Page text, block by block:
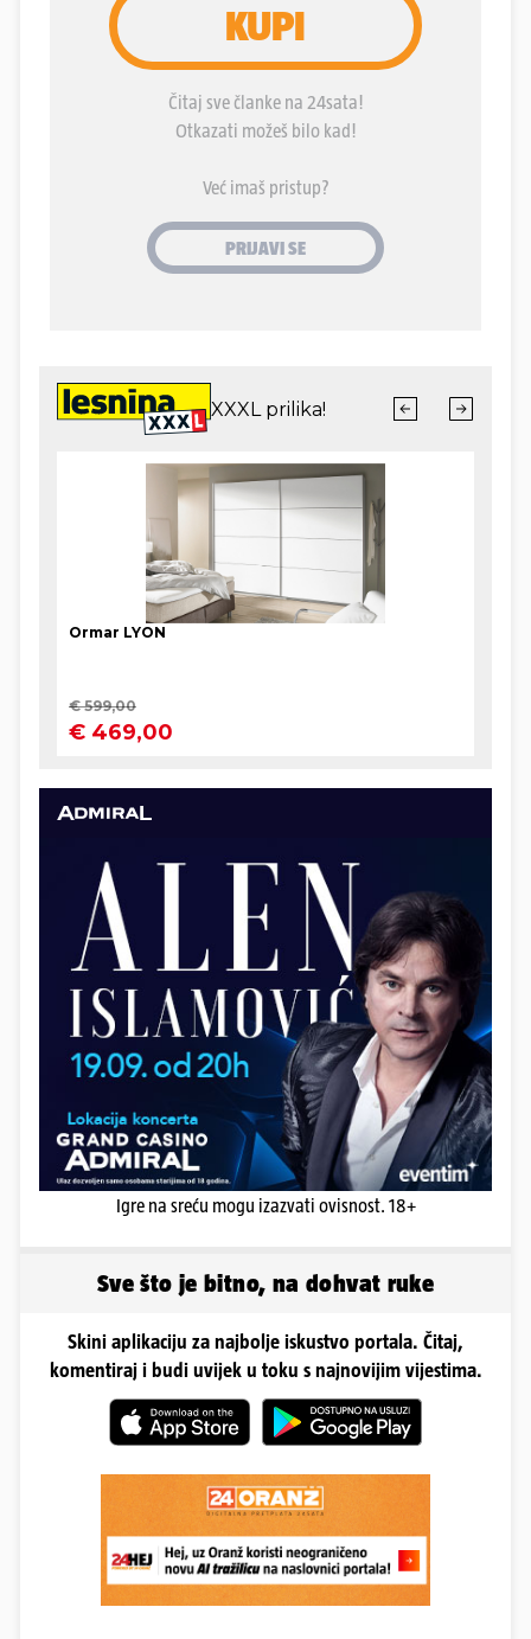
Igre na sreću mogu izazvati ovisnost. 18+
Sve što je bitno, na dohvat ruke
Skini aplikaciju za najbolje iskustvo portala. Čitaj,
komentiraj i budi uvijek u toku s najnovijim vijestima.